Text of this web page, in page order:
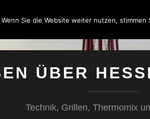
ÜBER
Technik, Grillen, Thermomix
Sie die Website weiter nutzen,